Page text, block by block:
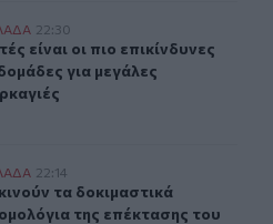
εβδομάδες για μεγάλες
22:30
είναι οι πιο επικίνδυνες
είναι οι πιο επικίνδυνες
για μεγάλες
δρομολόγια της επέκτασης
22:14
τα δοκιμαστικά
τα δοκιμαστικά
της επέκτασης του